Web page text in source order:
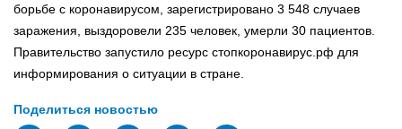
борьбе с коронавирусом, зарегистрировано 3 548 случаев
заражения, выздоровели 235 человек, умерли 30 пациентов.
Правительство запустило ресурс стопкоронавирус.рф для
информирования о ситуации в стране.
Поделиться новостью